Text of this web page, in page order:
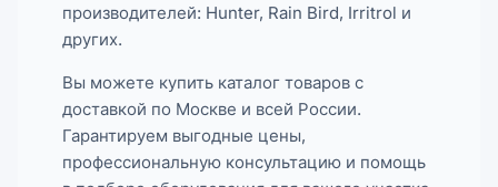
производителей: Hunter, Rain Bird, Irritrol и
других.
Вы можете купить каталог товаров с
доставкой по Москве и всей России.
Гарантируем выгодные цены,
профессиональную консультацию и помощь